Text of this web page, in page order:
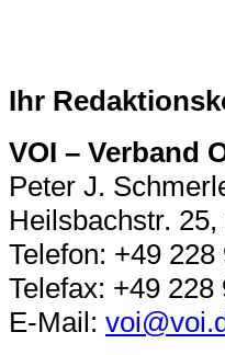
Ihr
VOI – Verband
Peter J.
Heilsbachstr.
Telefon: +49 228
Telefax: +49 228
E-Mail: